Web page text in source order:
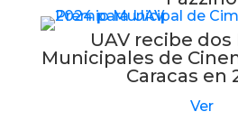
UAV recibe
Municipales de
Caracas en
Ver